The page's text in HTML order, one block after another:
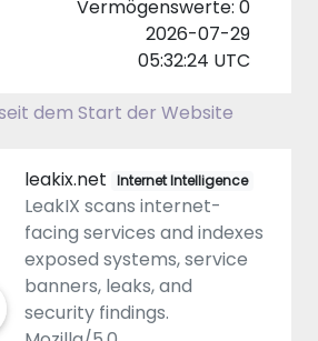
Vermögenswerte: 0
2026-07-29
05:32:24 UTC
dem Start der Website
leakix.net Internet Intelligence
LeakIX scans internet-
facing services and indexes
exposed systems, service
banners, leaks, and
security findings.